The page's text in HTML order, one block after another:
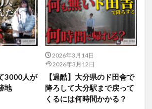
3000人が
地
2026年3月14日
2026年3月12日
【過酷】大分県のド田舎で
降ろして大分駅まで戻って
くるには何時間かかる？
ビール ピザ
フェス
プレミアム商品券
プロレス
ペスカトーレ
ペット
ラーメン
リニューアル
レトロ
レンタサイクル
津市 中華料理 九重町
休業